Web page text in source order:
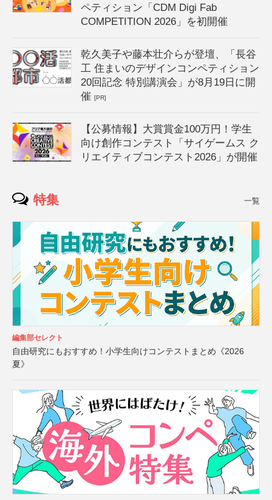
ペティション「CDM Digi Fab
COMPETITION 2026」を初開催
乾久美子や藤本壮介らが登壇、「長谷
工 住まいのデザインコンペティション
20回記念 特別講演会」が8月19日に開
催[PR]
【公募情報】大賞賞金100万円！学生
向け創作コンテスト「サイゲームス ク
リエイティブコンテスト2026」が開催
特集 一覧
編集部セレクト
自由研究にもおすすめ！小学生向けコンテストまとめ《2026
夏》